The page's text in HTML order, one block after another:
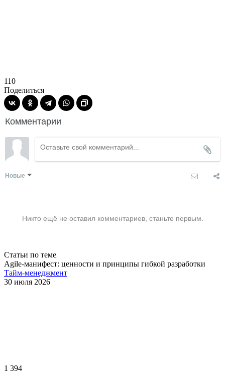
110
Поделиться
Комментарии
Новые
Никто ещё не оставил комментариев, станьте первым.
Статьи по теме
Agile-манифест: ценности и принципы гибкой разработки
Тайм-менеджмент
30 июля 2026
1 394